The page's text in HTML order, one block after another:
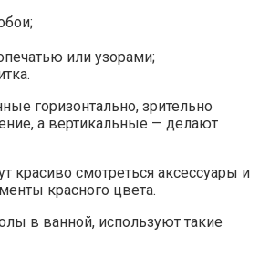
или узорами;
горизонтально, зрительно
а вертикальные — делают
красиво смотреться аксессуары и
красного цвета.
в ванной, используют такие